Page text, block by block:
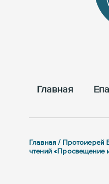
Главная
Главная / Протоиерей
чтений «Просвещение